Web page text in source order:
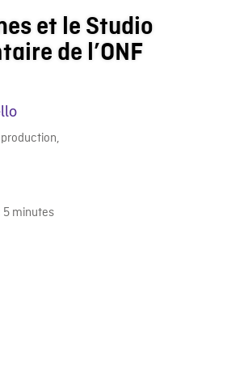
et le Studio
de l’ONF
production,
5 minutes